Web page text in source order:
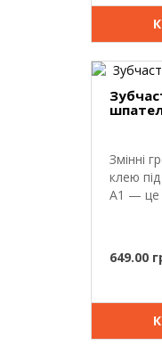
Змінні
клею
A1 — це
649.00